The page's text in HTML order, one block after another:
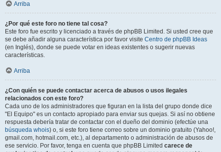
Arriba
¿Por qué este foro no tiene tal cosa?
Este foro fue escrito y licenciado a través de phpBB Limited. Si usted cree que
se debe añadir alguna característica por favor visite Centro de phpBB Ideas
(en Inglés), donde se puede votar en ideas existentes o sugerir nuevas
características.
Arriba
¿Con quién se puede contactar acerca de abusos o usos ilegales
relacionados con este foro?
Cada uno de los administradores que figuran en la lista del grupo donde dice
"El Equipo" es un contacto apropiado para enviar sus quejas. Si así no obtiene
respuesta debería tratar de contactar con el dueño del dominio (efectúe una
búsqueda whois) o, si este foro tiene correo sobre un dominio gratuito (Yahoo!,
gmail.com, hotmail.com, etc.), al departamento o administración de abusos de
ese servicio. Por favor, tenga en cuenta que phpBB Limited carece de